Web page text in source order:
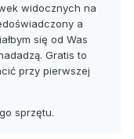
widocznych na
a
się od Was
Gratis to
przy pierwszej
sprzętu.